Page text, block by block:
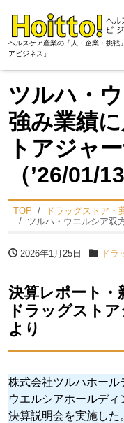
ヘルスケア産業の「人・企業・挑戦
アビジネス」
ツルハ・
強み業績
トアジャ
（’26/01/
TOP
ドラッグストア・
ツルハ・ウエルシア双方の強み
2026年1月25日 ドラ
決算レポート・
ドラッグストア
より
株式会社ツルハホール
ウエルシアホールデ
決算説明会を実施した